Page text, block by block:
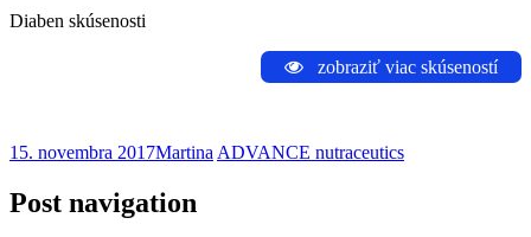
Diaben skúsenosti
zobraziť viac skúseností
15. novembra 2017Martina ADVANCE nutraceutics
Post navigation